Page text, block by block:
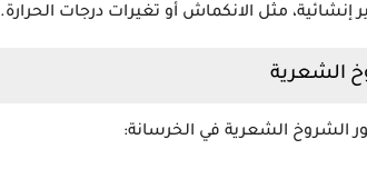
إنشائية، مثل الانكماش أو تغيرات درجات الحرارة.
الشعرية
الشروخ الشعرية في الخرسانة: